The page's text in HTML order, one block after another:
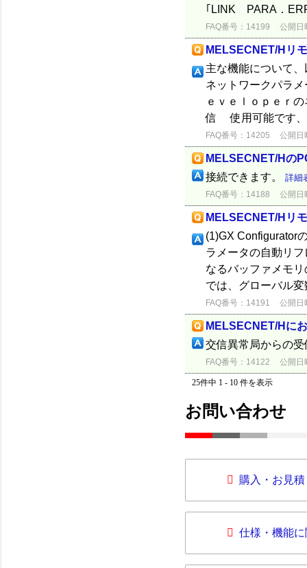
｢LINK PARA．
FAQ番号：14199 公開日
MELSECNET/Hリ
主な機能について
ネットワークパラ
ｅｖｅｌｏｐｅｒ
信 使用可能です、
FAQ番号：14205 公開日
MELSECNET/Hの
接続できます。 詳細
FAQ番号：14188 公開日
MELSECNET/Hリ
(1)GX Configurator
ラメータの自動リ
なるバッファメモ
では、グローバル
FAQ番号：14191 公開日
MELSECNET/Hに
交信異常局からの
FAQ番号：14122 公開日
25件中 1 - 10 件を表示
お問い合わせ
購入・お見
仕様・機能